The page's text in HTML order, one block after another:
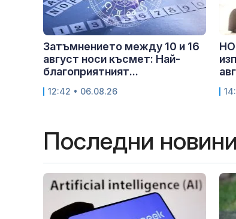
Затъмнението между 10 и 16
август носи късмет: Най-
благоприятният...
12:42 • 06.08.26
Последни